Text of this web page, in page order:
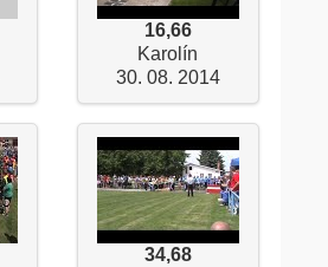
16,66
Karolín
30. 08. 2014
34,68